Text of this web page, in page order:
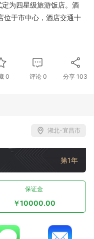
为四星级旅游饭店。酒
位于市中心，酒店交通十
0 评论 0 分享103
湖北-宜昌市
第1年
保证金
￥10000.00